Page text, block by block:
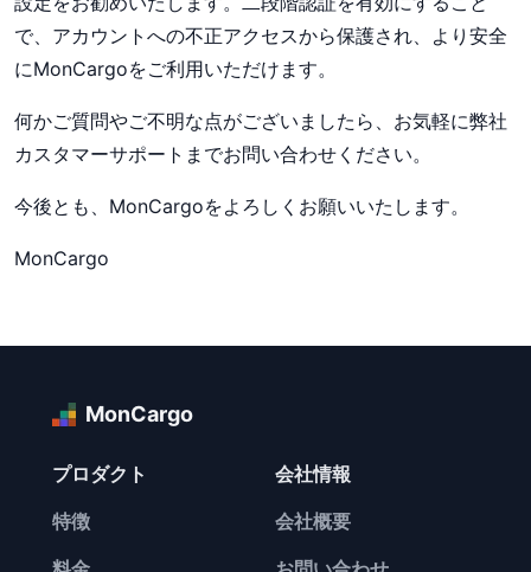
で、アカウントへの不正アクセスから保護され、より安全
にMonCargoをご利用いただけます。
何かご質問やご不明な点がございましたら、お気軽に弊社
カスタマーサポートまでお問い合わせください。
今後とも、MonCargoをよろしくお願いいたします。
MonCargo
MonCargo
プロダクト
特徴
会社情報
会社概要